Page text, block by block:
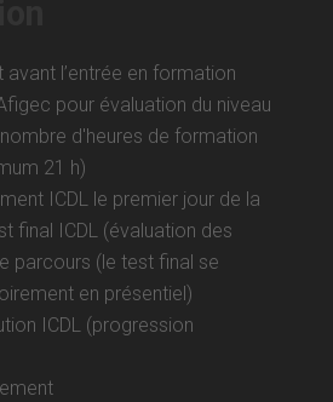
l’entrée en formation
pour évaluation du niveau
d'heures de formation
21 h)
ICDL le premier jour de la
final ICDL (évaluation des
parcours (le test final se
en présentiel)
ICDL (progression